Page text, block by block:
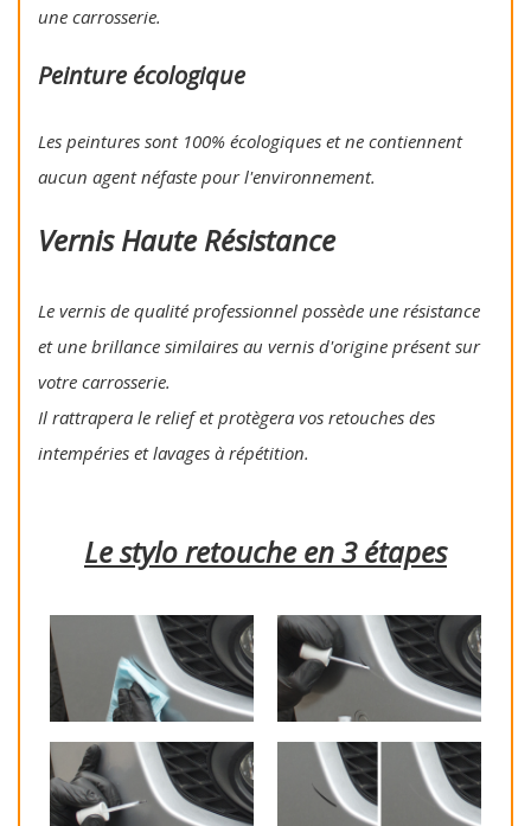
une carrosserie.
Peinture écologique
Les peintures sont 100% écologiques et ne contiennent
aucun agent néfaste pour l'environnement.
Vernis Haute Résistance
Le vernis de qualité professionnel possède une résistance
et une brillance similaires au vernis d'origine présent sur
votre carrosserie.
Il rattrapera le relief et protègera vos retouches des
intempéries et lavages à répétition.
Le stylo retouche en 3 étapes